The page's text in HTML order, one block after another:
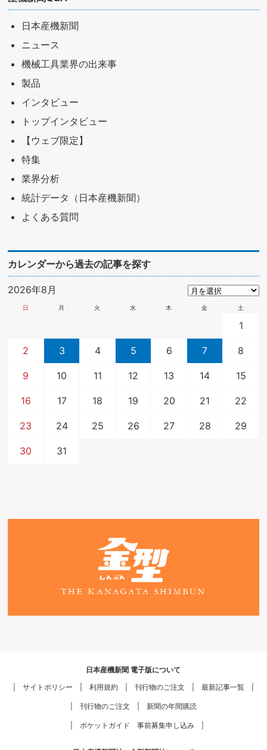
日本産機新聞
ニュース
機械工具業界の出来事
製品
インタビュー
トップインタビュー
【ウェブ限定】
特集
業界分析
統計データ（日本産機新聞）
よくある質問
カレンダーから過去の記事を探す
2026年8月
日 月 火 水 木 金 土
1
2 3 4 5 6 7 8
9 10 11 12 13 14 15
16 17 18 19 20 21 22
23 24 25 26 27 28 29
30 31
日本産機新聞 電子版について
サイトポリシー
利用規約 刊行物のご注文 最新記事一覧
刊行物のご注文 新聞の年間購読
ポケットガイド 事前募集申し込み